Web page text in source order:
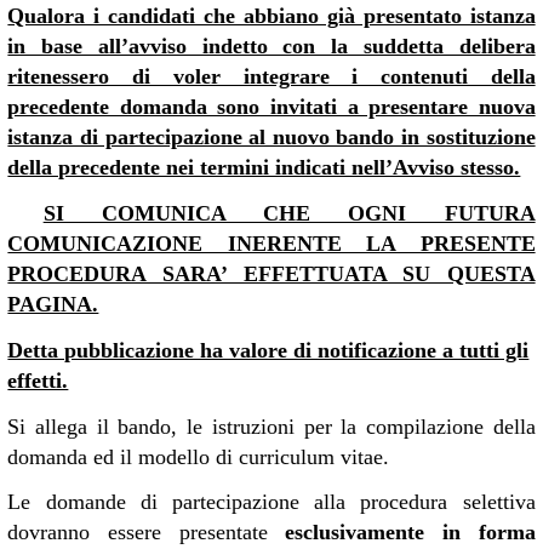
Qualora i candidati che abbiano già presentato istanza
in base all’avviso indetto con la suddetta delibera
ritenessero di voler integrare i contenuti della
precedente domanda sono invitati a presentare nuova
istanza di partecipazione al nuovo bando in sostituzione
della precedente nei termini indicati nell’Avviso stesso.
SI COMUNICA CHE OGNI FUTURA
COMUNICAZIONE INERENTE LA PRESENTE
PROCEDURA SARA’ EFFETTUATA SU QUESTA
PAGINA.
Detta pubblicazione ha valore di notificazione a tutti gli
effetti.
Si allega il bando, le istruzioni per la compilazione della
domanda ed il modello di curriculum vitae.
Le domande di partecipazione alla procedura selettiva
dovranno essere presentateesclusivamente in forma